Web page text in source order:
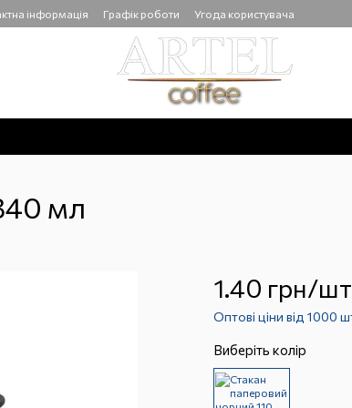
інформація Графік роботи Угода користувача
мл
1.40 грн/
Оптові ціни від 1000
Виберіть колір